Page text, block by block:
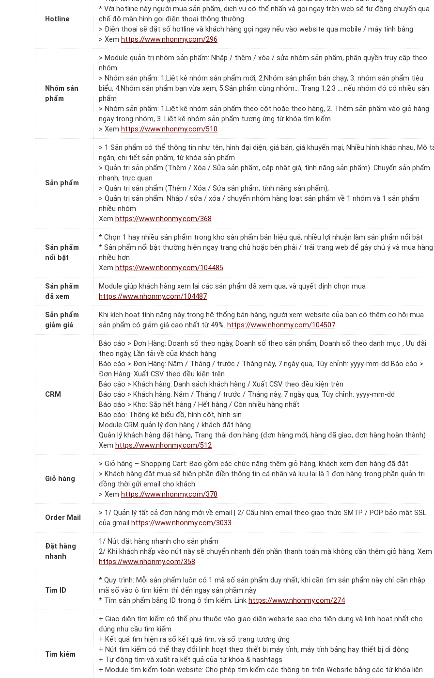
Hotline
* Với hotline này người mua sản phẩm, dịch vụ có thể nhấn và gọi ngay trên web sẽ tự động chuyển qua
chế độ màn hình gọi điện thoại thông thường
> Điện thoại sẽ đặt số hotline và khách hàng gọi ngay nếu vào website qua mobile / máy tính bảng
> Xem https://www.nhonmy.com/296
Nhóm sản
phẩm
> Module quản trị nhóm sản phẩm: Nhập / thêm / xóa / sửa nhóm sản phẩm, phân quyền truy cập theo
nhóm
> Nhóm sản phẩm: 1.Liệt kê nhóm sản phẩm mới, 2.Nhóm sản phẩm bán chạy, 3. nhóm sản phẩm tiêu
biểu, 4.Nhóm sản phẩm bạn vừa xem, 5.Sản phẩm cùng nhóm… Trang 1.2.3 … nếu nhóm đó có nhiều sản
phẩm
> Nhóm sản phẩm: 1.Liệt kê nhóm sản phẩm theo cột hoặc theo hàng, 2. Thêm sản phẩm vào giỏ hàng
ngay trong nhóm, 3. Liệt kê nhóm sản phẩm tương ứng từ khóa tìm kiếm
> Xem https://www.nhonmy.com/510
Sản phẩm
> 1 Sản phẩm có thể thông tin như tên, hình đại diện, giá bán, giá khuyến mại, Nhiều hình khác nhau, Mô
ngăn, chi tiết sản phẩm, từ khóa sản phẩm
> Quản trị sản phẩm (Thêm / Xóa / Sửa sản phẩm, cập nhật giá, tính năng sản phẩm). Chuyển sản phẩm
nhanh, trực quan
> Quản trị sản phẩm (Thêm / Xóa / Sửa sản phẩm, tính năng sản phẩm),
> Quản trị sản phẩm: Nhập / sửa / xóa / chuyển nhóm hàng loạt sản phẩm về 1 nhóm và 1 sản phẩm
nhiều nhóm
Xem https://www.nhonmy.com/368
Sản phẩm
nổi bật
* Chọn 1 hay nhiều sản phẩm trong kho sản phẩm bán hiệu quả, nhiều lợi nhuận làm sản phẩm nổi bật
* Sản phẩm nổi bật thường hiện ngay trang chủ hoặc bên phải / trái trang web để gây chú ý và mua hàng
nhiều hơn
Xem https://www.nhonmy.com/104485
Sản phẩm
đã xem
Module giúp khách hàng xem lại các sản phẩm đã xem qua, và quyết định chọn mua
https://www.nhonmy.com/104487
Sản phẩm
giảm giá
Khi kích hoạt tính năng này trong hệ thống bán hàng, người xem website của bạn có thêm cơ hội mua
sản phẩm có giảm giá cao nhất từ 49%. https://www.nhonmy.com/104507
CRM
Báo cáo > Đơn Hàng: Doanh số theo ngày, Doanh số theo sản phẩm, Doanh số theo danh mục , Ưu đãi
theo ngày, Lần tải về của khách hàng
Báo cáo > Đơn Hàng: Năm / Tháng / trước / Tháng này, 7 ngày qua, Tùy chỉnh: yyyy-mm-dd Báo cáo >
Đơn Hàng: Xuất CSV theo đều kiện trên
Báo cáo > Khách hàng: Danh sách khách hàng / Xuất CSV theo đều kiện trên
Báo cáo > Khách hàng: Năm / Tháng / trước / Tháng này, 7 ngày qua, Tùy chỉnh: yyyy-mm-dd
Báo cáo > Kho: Sắp hết hàng / Hết hàng / Còn nhiều hàng nhất
Báo cáo: Thông kê biểu đồ, hình cột, hình sin
Module CRM quản lý đơn hàng / khách đặt hàng
Quản lý khách hàng đặt hàng, Trang thái đơn hàng (đơn hàng mới, hàng đã giao, đơn hàng hoàn thành)
Xem https://www.nhonmy.com/512
Giỏ hàng
> Giỏ hàng – Shopping Cart: Bao gồm các chức năng thêm giỏ hàng, khách xem đơn hàng đã đặt
> Khách hàng đặt mua sẽ hiện phần điền thông tin cá nhân và lưu lại là 1 đơn hàng trong phần quản trị
đồng thời gửi email cho khách
> Xem https://www.nhonmy.com/378
Order Mail
> 1/ Quản lý tất cả đơn hàng mới về email | 2/ Cấu hình email theo giao thức SMTP / POP bảo mật SSL
của gmail https://www.nhonmy.com/3033
Đặt hàng
nhanh
1/ Nút đặt hàng nhanh cho sản phẩm
2/ Khi khách nhấp vào nút này sẽ chuyển nhanh đến phần thanh toán mà không cần thêm giỏ hàng. Xem
https://www.nhonmy.com/358
Tìm ID
* Quy trình: Mỗi sản phẩm luôn có 1 mã số sản phẩm duy nhất, khi cần tìm sản phẩm này chỉ cần nhập
mã số vào ô tìm kiếm thì đến ngay sản phầm này
* Tìm sản phẩm bằng ID trong ô tìm kiếm. Link https://www.nhonmy.com/274
Tìm kiếm
+ Giao diện tìm kiếm có thể phụ thuộc vào giao diện website sao cho tiện dụng và linh hoạt nhất cho
đúng nhu cầu tìm kiếm
+ Kết quả tìm hiện ra số kết quả tìm, và số trang tương ứng
+ Nút tìm kiếm có thể thay đổi linh hoạt theo thiết bị máy tính, máy tính bảng hay thiết bị di động
+ Tự động tìm và xuất ra kết quả của từ khóa & hashtags
+ Module tìm kiếm toàn website: Cho phép tìm kiếm các thông tin trên Website bằng các từ khóa liên